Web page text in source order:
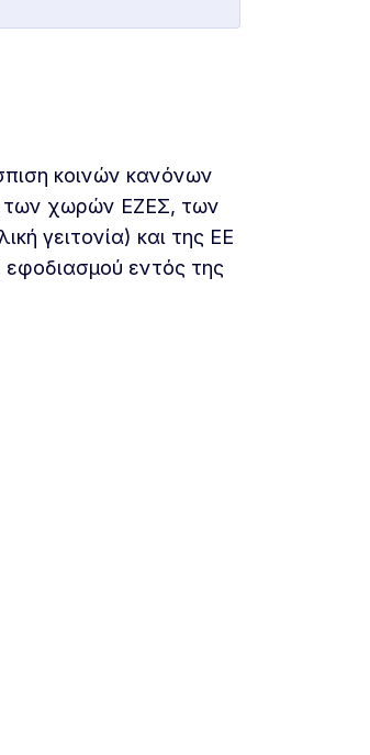
κοινών κανόνων
των χωρών ΕΖΕΣ, των
γειτονία) και της ΕΕ
εντός της